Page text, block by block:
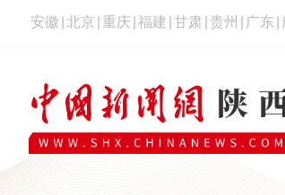
安徽 北京 重庆 福建 甘肃 贵州 广东